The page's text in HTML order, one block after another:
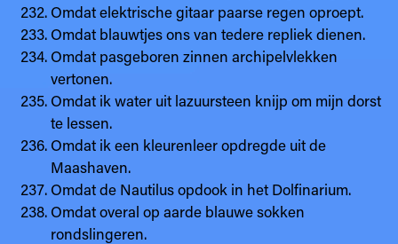
Omdat elektrische gitaar paarse regen oproept.
Omdat blauwtjes ons van tedere repliek dienen.
Omdat pasgeboren zinnen archipelvlekken
vertonen.
Omdat ik water uit lazuursteen knijp om mijn dorst
te lessen.
Omdat ik een kleurenleer opdregde uit de
Maashaven.
Omdat de Nautilus opdook in het Dolfinarium.
Omdat overal op aarde blauwe sokken
rondslingeren.